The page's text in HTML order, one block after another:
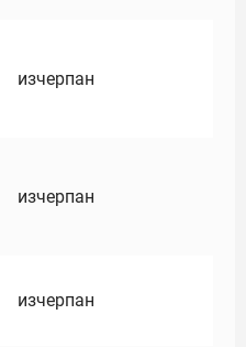
изчерпан
изчерпан
изчерпан